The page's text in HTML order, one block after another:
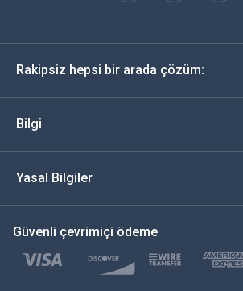
Español
Almanca
Türkçe
Polski
Rakipsiz hepsi bir arada çözüm:
Bilgi
Yasal Bilgiler
Güvenli çevrimiçi ödeme